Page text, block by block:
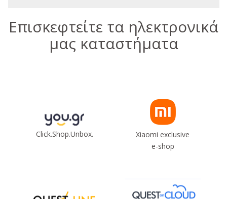
Επισκεφτείτε τα ηλεκτρονικά
μας καταστήματα
Click.Shop.Unbox.
Xiaomi exclusive
e-shop